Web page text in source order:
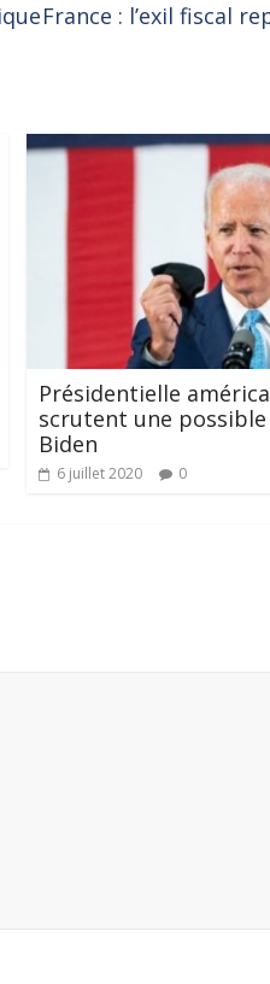
France : l’exil fiscal
Présidentielle
scrutent une possible
Biden
6 juillet 2020 0